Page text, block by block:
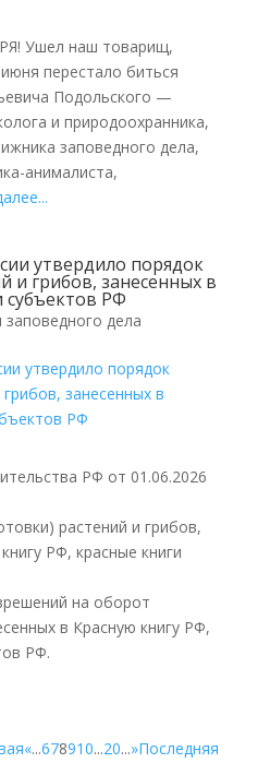
Ушел наш товарищ,
перестало биться
Подольского —
и природоохранника,
заповедного дела,
анималиста,
утвердило порядок
и грибов, занесенных в
РФ
заповедного дела
РФ от 01.06.2026
растений и грибов,
РФ, красные книги
на оборот
в Красную книгу РФ,
РФ.
«...678910...20...»Последняя